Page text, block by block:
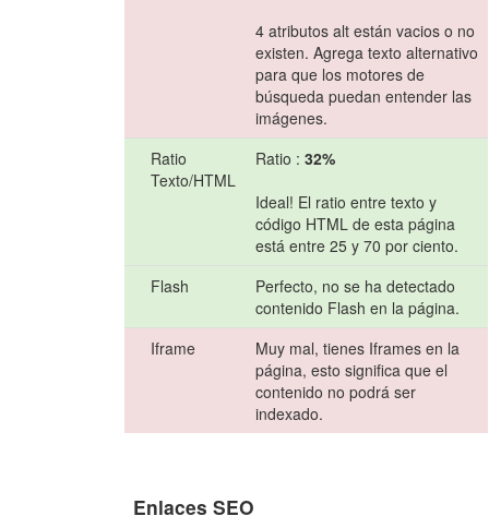
4 atributos alt están vacios o no
existen. Agrega texto alternativo
para que los motores de
búsqueda puedan entender las
imágenes.
Ratio
Texto/HTML
Ratio :32%
Ideal! El ratio entre texto y
código HTML de esta página
está entre 25 y 70 por ciento.
Flash
Perfecto, no se ha detectado
contenido Flash en la página.
Iframe
Muy mal, tienes Iframes en la
página, esto significa que el
contenido no podrá ser
indexado.
Enlaces SEO